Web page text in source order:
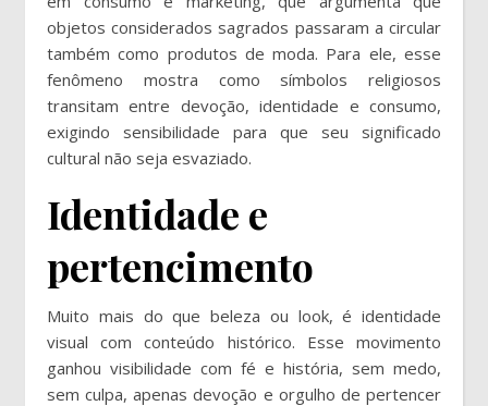
objetos considerados sagrados passaram a circular
também como produtos de moda. Para ele, esse
fenômeno mostra como símbolos religiosos
transitam entre devoção, identidade e consumo,
exigindo sensibilidade para que seu significado
cultural não seja esvaziado.
Identidade e
pertencimento
Muito mais do que beleza ou look, é identidade
visual com conteúdo histórico. Esse movimento
ganhou visibilidade com fé e história, sem medo,
sem culpa, apenas devoção e orgulho de pertencer